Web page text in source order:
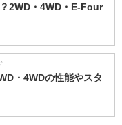
2WD・4WD・E-Four
・4WDの性能やスタ